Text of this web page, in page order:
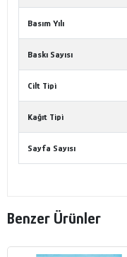
Basım Yılı
Baskı Sayısı
Cilt Tipi
Kağıt Tipi
Sayfa Sayısı
Benzer Ürünler